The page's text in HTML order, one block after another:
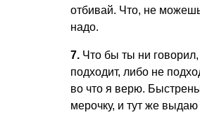
отбивай. Что, не
надо.
7. Что бы ты ни
подходит, либо не
во что я верю.
мерочку, и тут же выдаю